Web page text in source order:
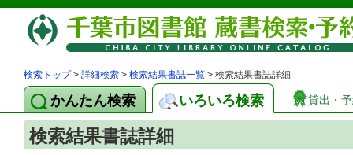
検索トップ> 詳細検索 > 検索結果書誌一覧 > 検索結果書誌詳細
かんたん検索 いろいろ検索 貸出・
検索結果書誌詳細